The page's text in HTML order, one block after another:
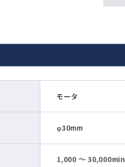
モータ
φ30mm
1,000 〜 30,000min